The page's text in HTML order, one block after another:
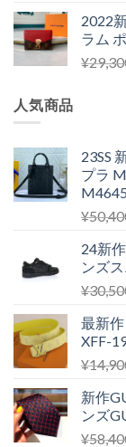
2022
ラム
¥
人気商品
23SS
プラ
¥
24新
ンズ
¥
最新
XFF-
¥
新作
ンズ
¥